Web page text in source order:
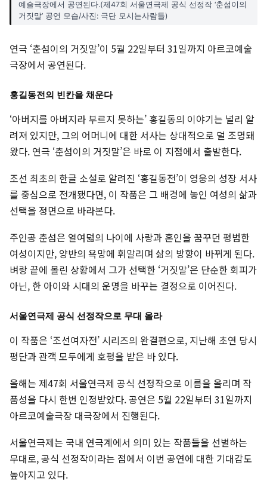
예술극장에서 공연된다.(제47회 서울연극제 공식 선정작 ‘춘섬이의
거짓말’ 공연 모습/사진: 극단 모시는사람들)
연극 ‘춘섬이의 거짓말’이 5월 22일부터 31일까지 아르코예술
극장에서 공연된다.
홍길동전의 빈칸을 채운다
‘아버지를 아버지라 부르지 못하는’ 홍길동의 이야기는 널리 알
려져 있지만, 그의 어머니에 대한 서사는 상대적으로 덜 조명돼
왔다. 연극 ‘춘섬이의 거짓말’은 바로 이 지점에서 출발한다.
조선 최초의 한글 소설로 알려진 ‘홍길동전’이 영웅의 성장 서사
를 중심으로 전개됐다면, 이 작품은 그 배경에 놓인 여성의 삶과
선택을 정면으로 바라본다.
주인공 춘섬은 열여덟의 나이에 사랑과 혼인을 꿈꾸던 평범한
여성이지만, 양반의 욕망에 휘말리며 삶의 방향이 바뀌게 된다.
벼랑 끝에 몰린 상황에서 그가 선택한 ‘거짓말’은 단순한 회피가
아닌, 한 아이와 시대의 운명을 바꾸는 결정으로 이어진다.
서울연극제 공식 선정작으로 무대 올라
이 작품은 ‘조선여자전’ 시리즈의 완결편으로, 지난해 초연 당시
평단과 관객 모두에게 호평을 받은 바 있다.
올해는 제47회 서울연극제 공식 선정작으로 이름을 올리며 작
품성을 다시 한번 인정받았다. 공연은 5월 22일부터 31일까지
아르코예술극장 대극장에서 진행된다.
서울연극제는 국내 연극계에서 의미 있는 작품들을 선별하는
무대로, 공식 선정작이라는 점에서 이번 공연에 대한 기대감도
높아지고 있다.